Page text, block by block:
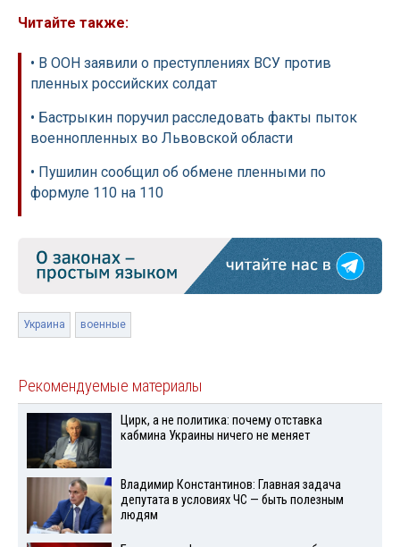
Читайте также:
• В ООН заявили о преступлениях ВСУ против
пленных российских солдат
• Бастрыкин поручил расследовать факты пыток
военнопленных во Львовской области
• Пушилин сообщил об обмене пленными по
формуле 110 на 110
Украина военные
Рекомендуемые материалы
Цирк, а не политика: почему отставка
кабмина Украины ничего не меняет
Владимир Константинов: Главная задача
депутата в условиях ЧС — быть полезным
людям